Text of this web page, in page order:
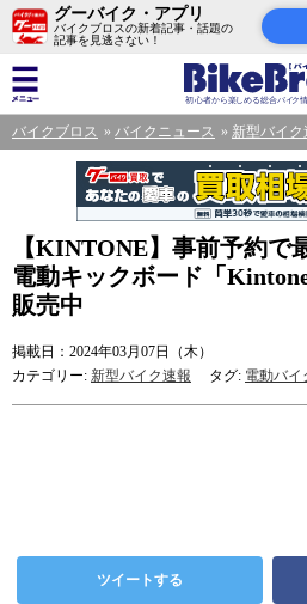
グーバイク・アプリ
バイクブロスの新着記事・話題の
記事を見逃さない！
バイクブロス バイクニュース 新型バイク
【KINTONE】事前予約で
電動キックボード「
販売中
掲載日：2024年03月07日（木）
カテゴリー: 新型バイク速報 タグ: 電動バイ
ツイートする